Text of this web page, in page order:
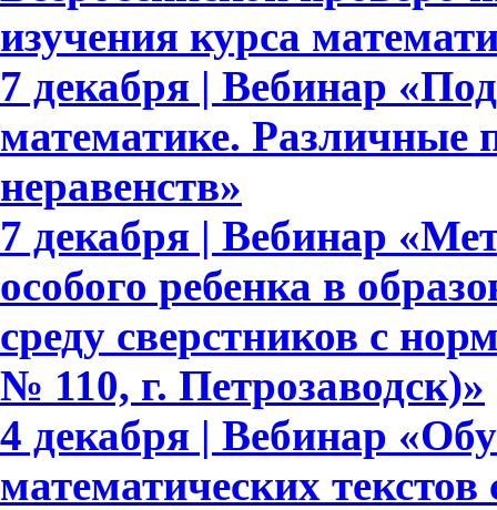
изучения курса
7 декабря | Вебинар
математике. Различные
неравенств»
7 декабря | Вебинар
особого ребенка в
среду сверстников с
№ 110, г. Петрозаводск)»
4 декабря | Вебинар
математических